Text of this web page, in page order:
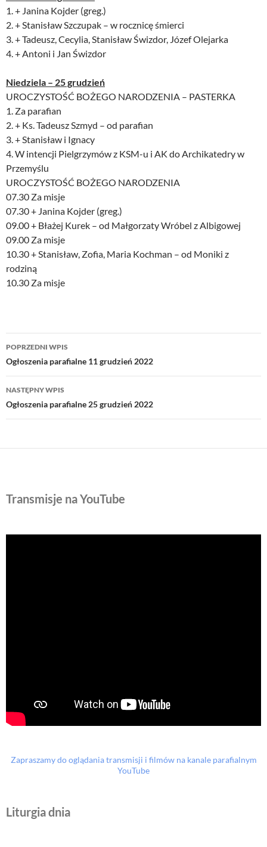
1. + Janina Kojder (greg.)
2. + Stanisław Szczupak – w rocznicę śmierci
3. + Tadeusz, Cecylia, Stanisław Świzdor, Józef Olejarka
4. + Antoni i Jan Świzdor
Niedziela – 25 grudzień
UROCZYSTOŚĆ BOŻEGO NARODZENIA – PASTERKA
1. Za parafian
2. + Ks. Tadeusz Szmyd – od parafian
3. + Stanisław i Ignacy
4. W intencji Pielgrzymów z KSM-u i AK do Archikatedry w
Przemyślu
UROCZYSTOŚĆ BOŻEGO NARODZENIA
07.30 Za misje
07.30 + Janina Kojder (greg.)
09.00 + Błażej Kurek – od Małgorzaty Wróbel z Albigowej
09.00 Za misje
10.30 + Stanisław, Zofia, Maria Kochman – od Moniki z
rodziną
10.30 Za misje
Nawigacja
wpisu
POPRZEDNI WPIS
Ogłoszenia parafialne 11 grudzień 2022
NASTĘPNY WPIS
Ogłoszenia parafialne 25 grudzień 2022
Transmisje na YouTube
Zapraszamy do oglądania transmisji i filmów na kanale parafialnym
YouTube
Liturgia dnia